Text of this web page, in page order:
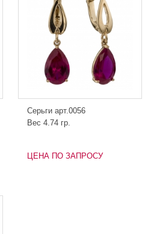
Серьги арт.0056
Вес 4.74 гр.
ЦЕНА ПО ЗАПРОСУ